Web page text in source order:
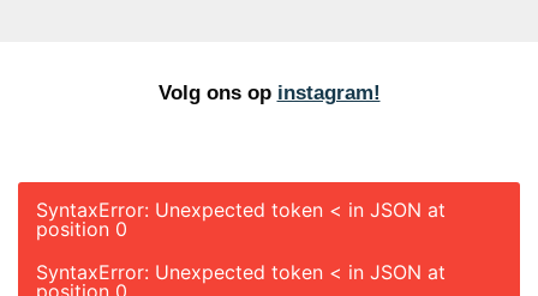
Volg ons op instagram!
SyntaxError: Unexpected token < in JSON at
position 0
SyntaxError: Unexpected token < in JSON at